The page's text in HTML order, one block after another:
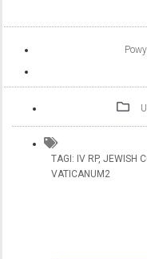
TAGI: IV RP, JEWISH
VATICANUM2